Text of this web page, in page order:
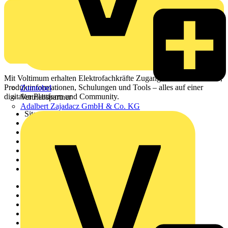
Zumtobel
Vertriebspartner
Adalbert Zajadacz GmbH & Co. KG
Mit Voltimum erhalten Elektrofachkräfte Zugang zu Branchennews,
Produktinformationen, Schulungen und Tools – alles auf einer
digitalen Plattform und Community.
Sitemap
Startseite
Produktsuche
Weitere Links
Downloadbereich (PDFs)
Häufig gestellte Fragen